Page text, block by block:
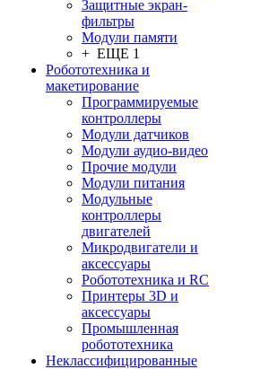
Защитные экран-
фильтры
Модули памяти
+ ЕЩЕ 1
Робототехника и
макетирование
Программируемые
контроллеры
Модули датчиков
Модули аудио-видео
Прочие модули
Модули питания
Модульные
контроллеры
двигателей
Микродвигатели и
аксессуары
Робототехника и RC
Принтеры 3D и
аксессуары
Промышленная
робототехника
Неклассифицированные